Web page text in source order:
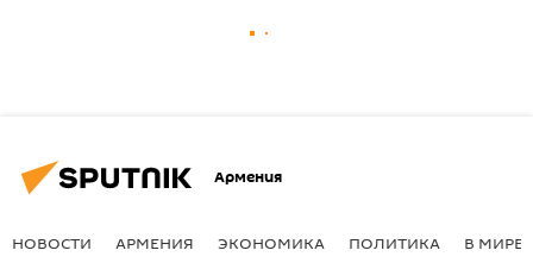
Армения
НОВОСТИ АРМЕНИЯ ЭКОНОМИКА ПОЛИТИКА В МИРЕ